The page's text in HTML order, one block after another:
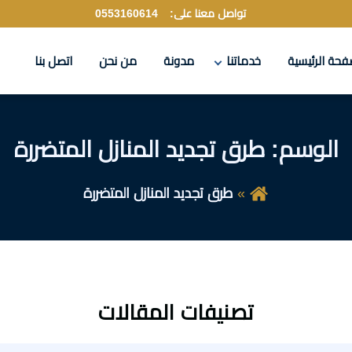
تواصل معنا على: 0553160614
الرئيسية خدماتنا مدونة من نحن اتصل بنا
الوسم:طرق تجديد المنازل المتضررة
طرق تجديد المنازل المتضررة
تصنيفات المقالات